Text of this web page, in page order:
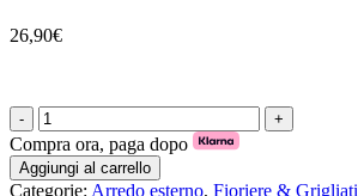
26,90€
SET
3
MINI
RECINZIONE
Compra ora, paga dopo
Aggiungi al carrello
Categorie: Arredo esterno, Fioriere & Grigliati